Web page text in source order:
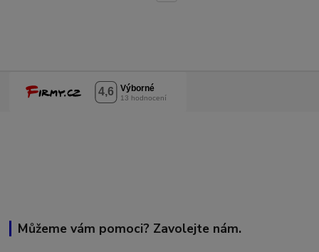
Můžeme vám pomoci? Zavolejte nám.